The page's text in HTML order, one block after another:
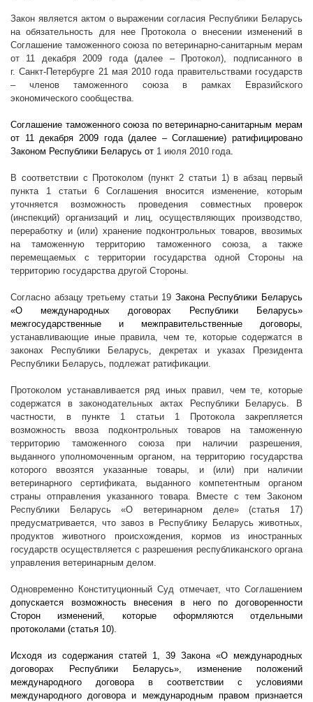
Закон является актом о выражении согласия Республики Беларусь
на обязательность для нее Протокола о внесении изменений в
Соглашение таможенного союза по ветеринарно-санитарным мерам
от 11 декабря 2009 года (далее – Протокол), подписанного в
г. Санкт-Петербурге 21 мая 2010 года правительствами государств
– членов таможенного союза в рамках Евразийского
экономического сообщества.
Соглашение таможенного союза по ветеринарно-санитарным мерам
от 11 декабря 2009 года (далее – Соглашение) ратифицировано
Законом Республики Беларусь от 1 июля 2010 года.
В соответствии с Протоколом (пункт 2 статьи 1) в абзац первый
пункта 1 статьи 6 Соглашения вносится изменение, которым
уточняется возможность проведения совместных проверок
(инспекций) организаций и лиц, осуществляющих производство,
переработку и (или) хранение подконтрольных товаров, ввозимых
на таможенную территорию таможенного союза, а также
перемещаемых с территории государства одной Стороны на
территорию государства другой Стороны.
Согласно абзацу третьему статьи 19 Закона Республики Беларусь
«О международных договорах Республики Беларусь»
межгосударственные и межправительственные договоры,
устанавливающие иные правила, чем те, которые содержатся в
законах Республики Беларусь, декретах и указах Президента
Республики Беларусь, подлежат ратификации.
Протоколом устанавливается ряд иных правил, чем те, которые
содержатся в законодательных актах Республики Беларусь. В
частности, в пункте 1 статьи 1 Протокола закрепляется
возможность ввоза подконтрольных товаров на таможенную
территорию таможенного союза при наличии разрешения,
выданного уполномоченным органом, на территорию государства
которого ввозятся указанные товары, и (или) при наличии
ветеринарного сертификата, выданного компетентным органом
страны отправления указанного товара. Вместе с тем Законом
Республики Беларусь «О ветеринарном деле» (статья 17)
предусматривается, что завоз в Республику Беларусь животных,
продуктов животного происхождения, кормов из иностранных
государств осуществляется с разрешения республиканского органа
управления ветеринарным делом.
Одновременно Конституционный Суд отмечает, что Соглашением
допускается возможность внесения в него по договоренности
Сторон изменений, которые оформляются отдельными
протоколами (статья 10).
Исходя из содержания статей 1, 39 Закона «О международных
договорах Республики Беларусь», изменение положений
международного договора в соответствии с условиями
международного договора и международным правом признается